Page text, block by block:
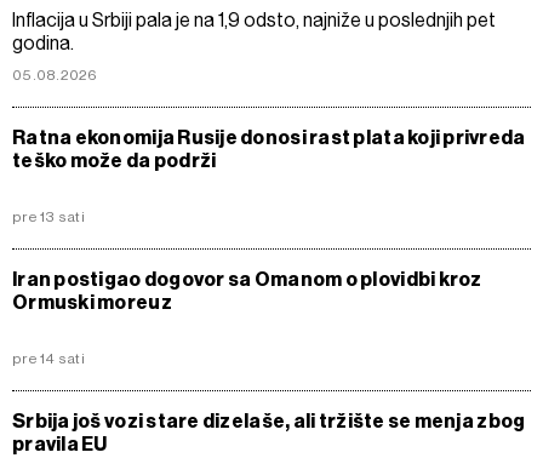
Inflacija u Srbiji pala je na 1,9 odsto, najniže u poslednjih pet
godina.
05.08.2026
Ratna ekonomija Rusije donosi rast plata koji privreda
teško može da podrži
pre 13 sati
Iran postigao dogovor sa Omanom o plovidbi kroz
Ormuski moreuz
pre 14 sati
Srbija još vozi stare dizelaše, ali tržište se menja zbog
pravila EU